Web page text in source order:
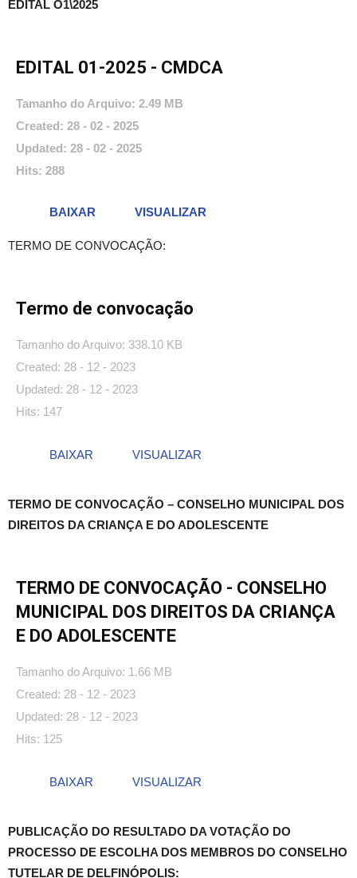
EDITAL O1\2025
EDITAL 01-2025 - CMDCA
Tamanho do Arquivo: 2.49 MB
Created: 28 - 02 - 2025
Updated: 28 - 02 - 2025
Hits: 288
BAIXAR VISUALIZAR
TERMO DE CONVOCAÇÃO:
Termo de convocação
Tamanho do Arquivo: 338.10 KB
Created: 28 - 12 - 2023
Updated: 28 - 12 - 2023
Hits: 147
BAIXAR VISUALIZAR
TERMO DE CONVOCAÇÃO – CONSELHO MUNICIPAL DOS
DIREITOS DA CRIANÇA E DO ADOLESCENTE
TERMO DE CONVOCAÇÃO - CONSELHO
MUNICIPAL DOS DIREITOS DA CRIANÇA
E DO ADOLESCENTE
Tamanho do Arquivo: 1.66 MB
Created: 28 - 12 - 2023
Updated: 28 - 12 - 2023
Hits: 125
BAIXAR VISUALIZAR
PUBLICAÇÃO DO RESULTADO DA VOTAÇÃO DO
PROCESSO DE ESCOLHA DOS MEMBROS DO CONSELHO
TUTELAR DE DELFINÓPOLIS: